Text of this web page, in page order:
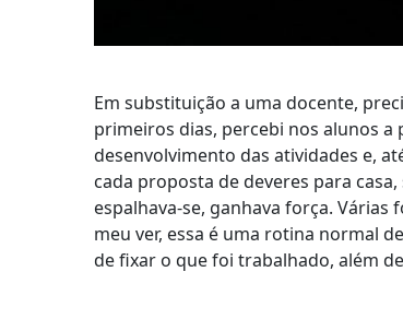
Em substituição a uma docente,
primeiros dias, percebi nos alunos
desenvolvimento das atividades e,
cada proposta de deveres para
espalhava-se, ganhava força.
meu ver, essa é uma rotina normal
de fixar o que foi trabalhado, além